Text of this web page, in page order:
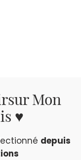
sur Mon
♥
depuis